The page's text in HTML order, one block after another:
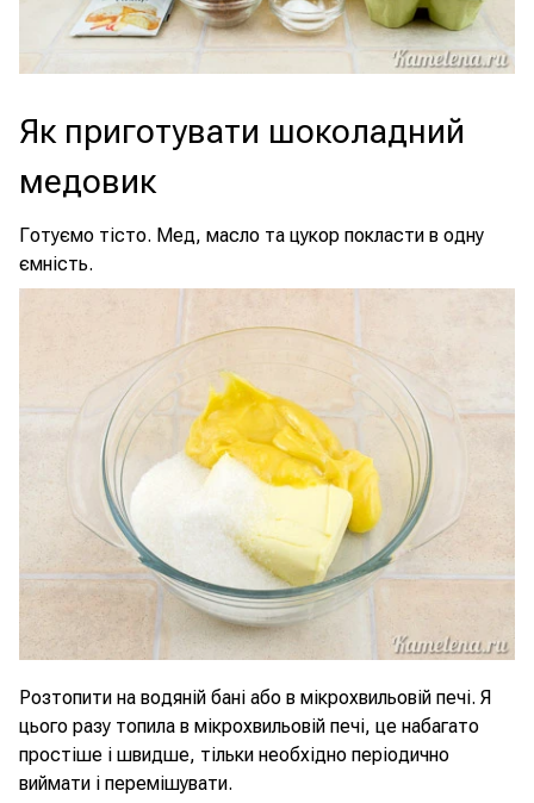
Як приготувати шоколадний
медовик
Готуємо тісто. Мед, масло та цукор покласти в одну
ємність.
Розтопити на водяній бані або в мікрохвильовій печі. Я
цього разу топила в мікрохвильовій печі, це набагато
простіше і швидше, тільки необхідно періодично
виймати і перемішувати.